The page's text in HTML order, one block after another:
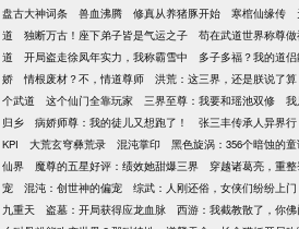
盘古大神词条
兽血沸腾 修真从养猪豚开始 寒棺仙缘传
道
独断万古！座下弟子皆是气运之子 苟在武道世界称尊做
道
开局盗走徐凤年实力，我称霸雪中 多子多福？我的道侣
娇
情根废材？不，情道尊师 洪荒：这三界，还是朕说了算
个武道
这个仙门全靠玩家 三界至尊：我要和瑶池双修
归乡
病娇师尊：我的徒儿又想跑了！ 张三丰传承人异界行
KPI
大荒玄穹彝荒录 混沌掌印 黑色旋涡：356个暗蚀的
仙界
魔尊的五星好评：绩效她甜爆三界 穿越诸葛亮，重整
宠
混沌：创世神的偏宠 综武：人刚还俗，女侠们纷纷上门
九重天
盗墓：开局获得应龙血脉 西游：我截教散了，你佛